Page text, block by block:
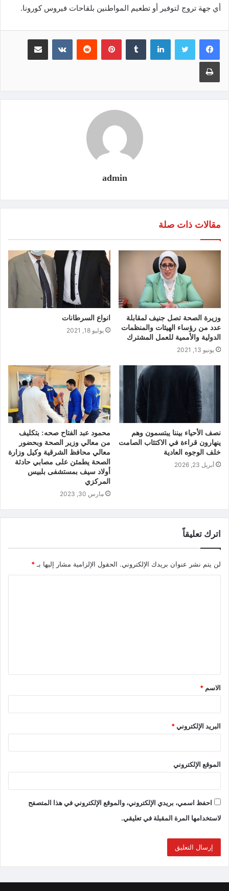
أي جهة تروج لتوفير أو تطعيم المواطنين بلقاحات فيروس كورونا.
لينكدإن بينتيريست
admin
مقالات ذات صلة
وزيرة الصحة تصل جنيف لمقابلة
عدد من رؤساء الهيئات والمنظمات
الدولية والأممية للعمل المشترك
يونيو 13, 2021
انواع السرطانات
يوليو 18, 2021
نصف الأحياء بيننا يبتسمون وهم
ينهارون قراءة في الاكتئاب الصامت
خلف الوجوه العادية
أبريل 23, 2026
محمود عبد الفتاح صحه: بتكليف
من معالي وزير الصحة وبحضور
معالي محافظ الشرقية وكيل وزارة
الصحة يطمئن على مصابي حادثة
أولاد سيف بمستشفى بلبيس
المركزي
مارس 30, 2023
اترك تعليقاً
لن يتم نشر عنوان بريدك الإلكتروني. الحقول الإلزامية مشار إليها بـ *
الاسم *
البريد الإلكتروني*
الموقع الإلكتروني
احفظ اسمي، بريدي الإلكتروني، والموقع الإلكتروني في هذا المتصفح
لاستخدامها المرة المقبلة في تعليقي.